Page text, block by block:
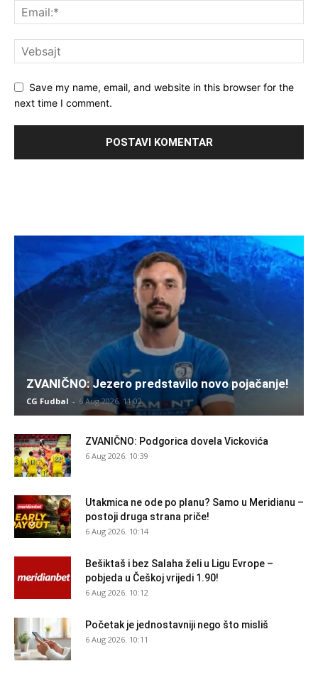
Save my name, email, and website in this browser for the
next time I comment.
ZVANIČNO: Jezero predstavilo novo pojačanje!
CG Fudbal - 6 Aug 2026. 11:02
ZVANIČNO: Podgorica dovela Vickovića
6 Aug 2026. 10:39
Utakmica ne ode po planu? Samo u Meridianu –
postoji druga strana priče!
6 Aug 2026. 10:14
Bešiktaš i bez Salaha želi u Ligu Evrope –
pobjeda u Češkoj vrijedi 1.90!
6 Aug 2026. 10:12
Početak je jednostavniji nego što misliš
6 Aug 2026. 10:11